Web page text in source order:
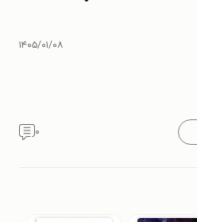
۱۴۰۵/۰۱/۰۸
۰